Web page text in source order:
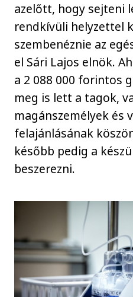
azelőtt, hogy sejteni
rendkívüli helyzettel
szembenéznie az
el Sári Lajos elnök.
a 2 088 000 forintos
meg is lett a tagok,
magánszemélyek és
felajánlásának
később pedig a
beszerezni.